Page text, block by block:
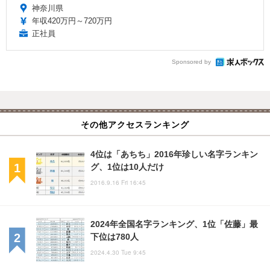
神奈川県
年収420万円～720万円
正社員
Sponsored by
その他アクセスランキング
4位は「あちち」2016年珍しい名字ランキン
グ、1位は10人だけ
2016.9.16 Fri 16:45
2024年全国名字ランキング、1位「佐藤」最
下位は780人
2024.4.30 Tue 9:45